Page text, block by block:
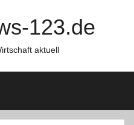
123.de
aktuell